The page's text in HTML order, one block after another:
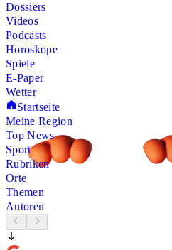
Dossiers
Videos
Podcasts
Horoskope
Spiele
E-Paper
Wetter
Startseite
Meine Region
Top News
Sport
Rubriken
Orte
Themen
Autoren